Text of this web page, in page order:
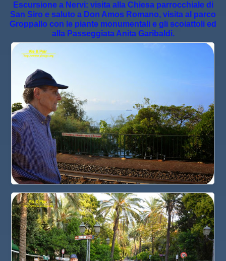
Escursione a Nervi: visita alla Chiesa parrocchiale di
San Siro e saluto a Don Amos Romano, visita al parco
Groppallo con le piante monumentali e gli scoiattoli ed
alla Passeggiata Anita Garibaldi.